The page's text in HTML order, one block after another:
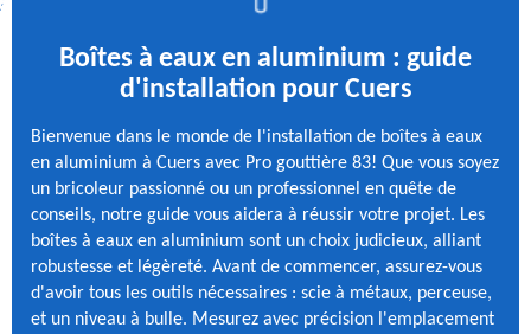
Boîtes à eaux en aluminium : guide
d'installation pour Cuers
Bienvenue dans le monde de l'installation de boîtes à eaux
en aluminium à Cuers avec Pro gouttière 83! Que vous soyez
un bricoleur passionné ou un professionnel en quête de
conseils, notre guide vous aidera à réussir votre projet. Les
boîtes à eaux en aluminium sont un choix judicieux, alliant
robustesse et légèreté. Avant de commencer, assurez-vous
d'avoir tous les outils nécessaires : scie à métaux, perceuse,
et un niveau à bulle. Mesurez avec précision l'emplacement